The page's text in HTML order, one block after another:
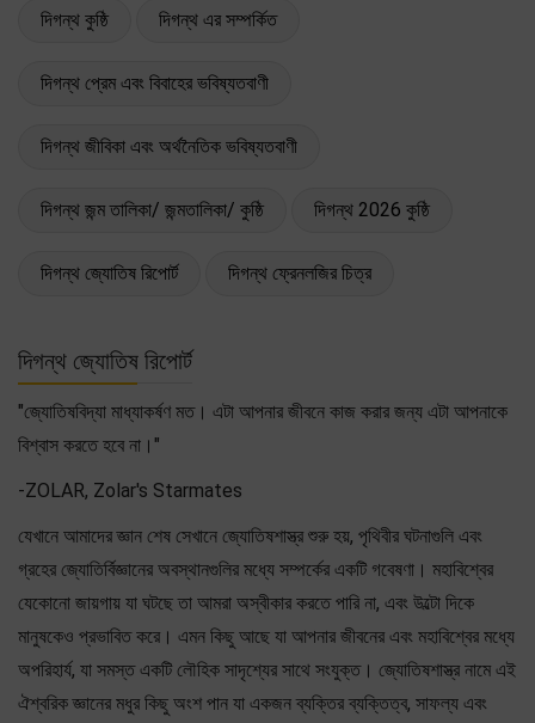
দিগন্থ কুষ্ঠি দিগন্থ এর সম্পর্কিত
দিগন্থ প্রেম এবং বিবাহের ভবিষ্যতবাণী
দিগন্থ জীবিকা এবং অর্থনৈতিক ভবিষ্যতবাণী
দিগন্থ জন্ম তালিকা/ জন্মতালিকা/ কুষ্ঠি দিগন্থ 2026 কুষ্ঠি
দিগন্থ জ্যোতিষ রিপোর্ট দিগন্থ ফ্রেনলজির চিত্র
দিগন্থ জ্যোতিষ রিপোর্ট
"জ্যোতিষবিদ্যা মাধ্যাকর্ষণ মত। এটা আপনার জীবনে কাজ করার জন্য এটা আপনাকে
বিশ্বাস করতে হবে না।"
-ZOLAR, Zolar's Starmates
যেখানে আমাদের জ্ঞান শেষ সেখানে জ্যোতিষশাস্ত্র শুরু হয়, পৃথিবীর ঘটনাগুলি এবং
গ্রহের জ্যোতির্বিজ্ঞানের অবস্থানগুলির মধ্যে সম্পর্কের একটি গবেষণা। মহাবিশ্বের
যেকোনো জায়গায় যা ঘটছে তা আমরা অস্বীকার করতে পারি না, এবং উল্টো দিকে
মানুষকেও প্রভাবিত করে। এমন কিছু আছে যা আপনার জীবনের এবং মহাবিশ্বের মধ্যে
অপরিহার্য, যা সমস্ত একটি লৌহিক সাদৃশ্যের সাথে সংযুক্ত। জ্যোতিষশাস্ত্র নামে এই
ঐশ্বরিক জ্ঞানের মধুর কিছু অংশ পান যা একজন ব্যক্তির ব্যক্তিত্ব, সাফল্য এবং